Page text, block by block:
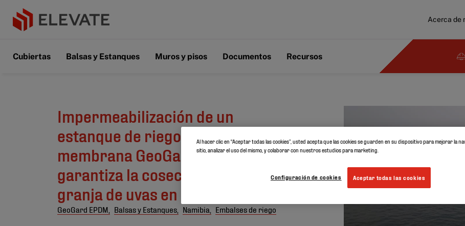
Acerca de
Cubiertas Balsas y Estanques Muros y pisos Documentos Recursos
Impermeabilización de un
estanque de riego con la
membrana GeoGard EPDM
garantiza la cosecha de una
granja de uvas en Namibia
GeoGard EPDM, Balsas y Estanques, Namibia, Embalses de riego
Al hacer clic en “Aceptar todas las cookies”, usted acepta que las cookies se guarden en su dispositivo para mejorar la
sitio, analizar el uso del mismo, y colaborar con nuestros estudios para marketing.
Aceptar todas las cookies
Configuración de cookies